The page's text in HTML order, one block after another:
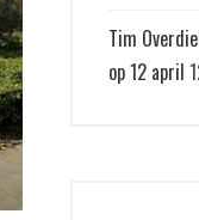
Tim
op 12 april